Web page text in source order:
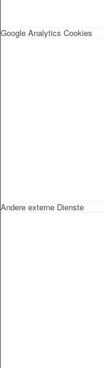
Google Analytics Cookies
Andere externe Dienste